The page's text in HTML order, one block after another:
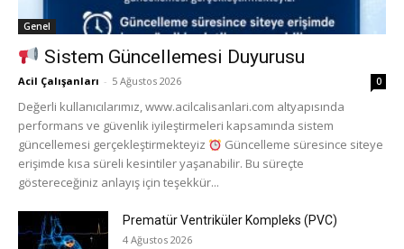
Genel
Sistem Güncellemesi Duyurusu
Acil Çalışanları - 5 Ağustos 2026 0
Değerli kullanıcılarımız, www.acilcalisanlari.com altyapısında
performans ve güvenlik iyileştirmeleri kapsamında sistem
güncellemesi gerçekleştirmekteyiz
Güncelleme süresince siteye
erişimde kısa süreli kesintiler yaşanabilir. Bu süreçte
göstereceğiniz anlayış için teşekkür...
Prematür Ventriküler Kompleks (PVC)
4 Ağustos 2026